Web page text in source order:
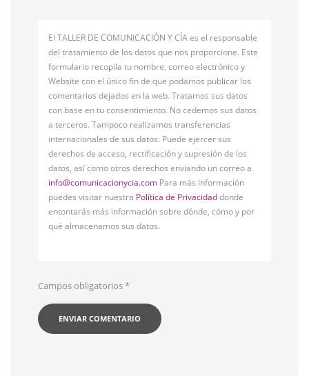
El TALLER DE COMUNICACIÓN Y CÍA es el responsable
del tratamiento de los datos que nos proporcione. Este
formulario recopila tu nombre, correo electrónico y
Website con el único fin de que podamos publicar los
comentarios dejados en la web. Tratamos sus datos
con base en tu consentimiento. No cedemos sus datos
a terceros. Tampoco realizamos transferencias
internacionales de sus datos. Puede ejercer sus
derechos de acceso, rectificación y supresión de los
datos, así como otros derechos enviando un correo a
info@comunicacionycia.com Para más información
puedes visitar nuestra Política de Privacidaddonde
entontarás más información sobre dónde, cómo y por
qué almacenamos sus datos.
Campos obligatorios*